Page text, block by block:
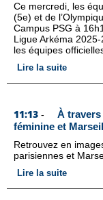
Ce mercredi, les
(5e) et de
Campus PSG à
Ligue Arkéma
les équipes
Lire la suite
11:13 -
À
féminine et
Retrouvez en
parisiennes et
Lire la suite